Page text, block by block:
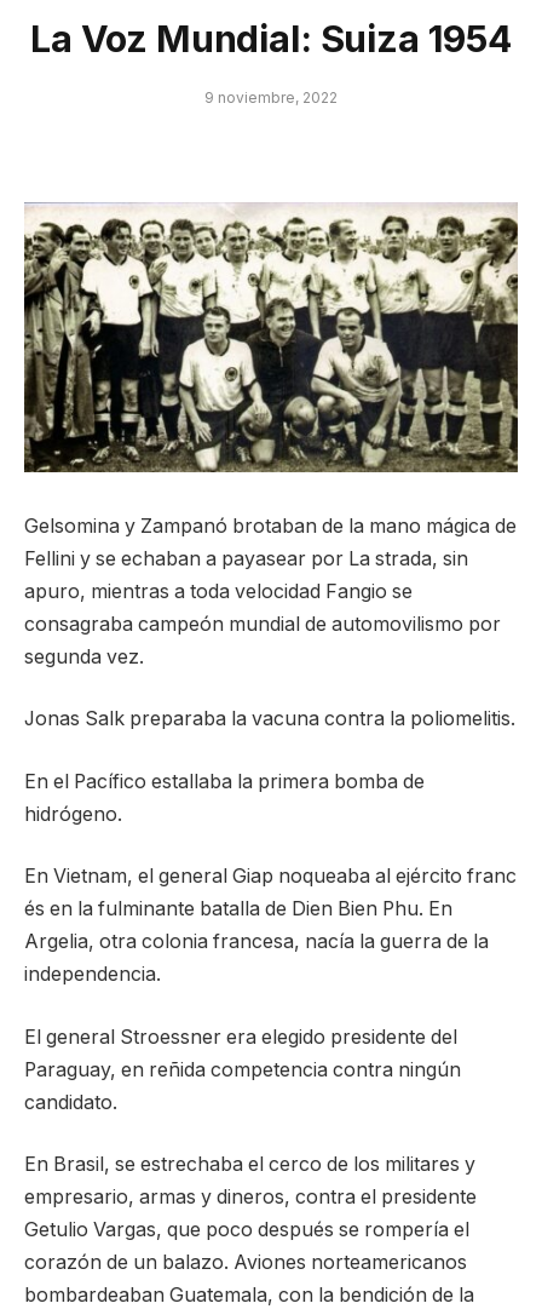
La Voz Mundial: Suiza 1954
9 noviembre, 2022
Gelsomina y Zampanó brotaban de la mano mágica de
Fellini y se echaban a payasear por La strada, sin
apuro, mientras a toda velocidad Fangio se
consagraba campeón mundial de automovilismo por
segunda vez.
Jonas Salk preparaba la vacuna contra la poliomelitis.
En el Pacífico estallaba la primera bomba de
hidrógeno.
En Vietnam, el general Giap noqueaba al ejército franc
és en la fulminante batalla de Dien Bien Phu. En
Argelia, otra colonia francesa, nacía la guerra de la
independencia.
El general Stroessner era elegido presidente del
Paraguay, en reñida competencia contra ningún
candidato.
En Brasil, se estrechaba el cerco de los militares y
empresario, armas y dineros, contra el presidente
Getulio Vargas, que poco después se rompería el
corazón de un balazo. Aviones norteamericanos
bombardeaban Guatemala, con la bendición de la